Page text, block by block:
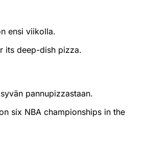
ensi viikolla.
its deep-dish pizza.
pannupizzastaan.
six NBA championships in the